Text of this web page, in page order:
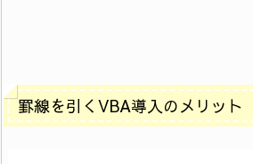
罫線を引くVBA導入のメリット